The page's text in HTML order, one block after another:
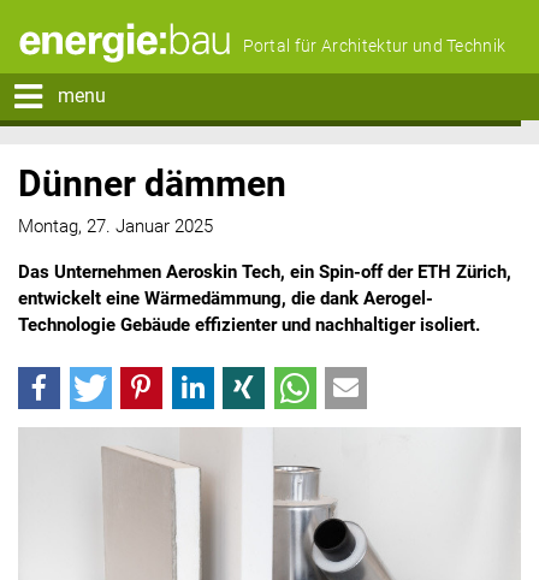
Portal für Architektur und Technik
menu
Dünner dämmen
Montag, 27. Januar 2025
Das Unternehmen Aeroskin Tech, ein Spin-off der ETH Zürich,
entwickelt eine Wärmedämmung, die dank Aerogel-
Technologie Gebäude effizienter und nachhaltiger isoliert.